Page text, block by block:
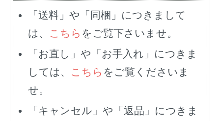
「送料」や「同梱」につきまして
は、 こちら をご覧下さいませ。
「お直し」や「お手入れ」につきま
しては、 こちら をご覧くださいま
せ。
「キャンセル」や「返品」につきま